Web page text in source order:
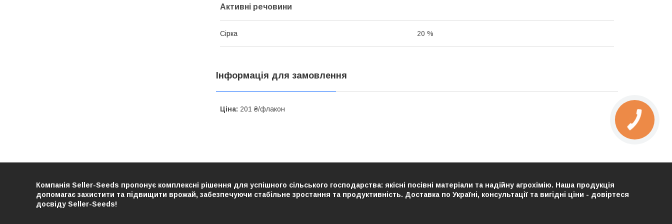
Активні речовини
Сірка 20 %
Інформація для замовлення
Ціна: 201 ₴/флакон
Компанія Seller-Seeds пропонує комплексні рішення для успішного сільського господарства: якісні посівні матеріали та надійну агрохімію. Наша продукція
допомагає захистити та підвищити врожай, забезпечуючи стабільне зростання та продуктивність. Доставка по Україні, консультації та вигідні ціни - довіртеся
досвіду Seller-Seeds!